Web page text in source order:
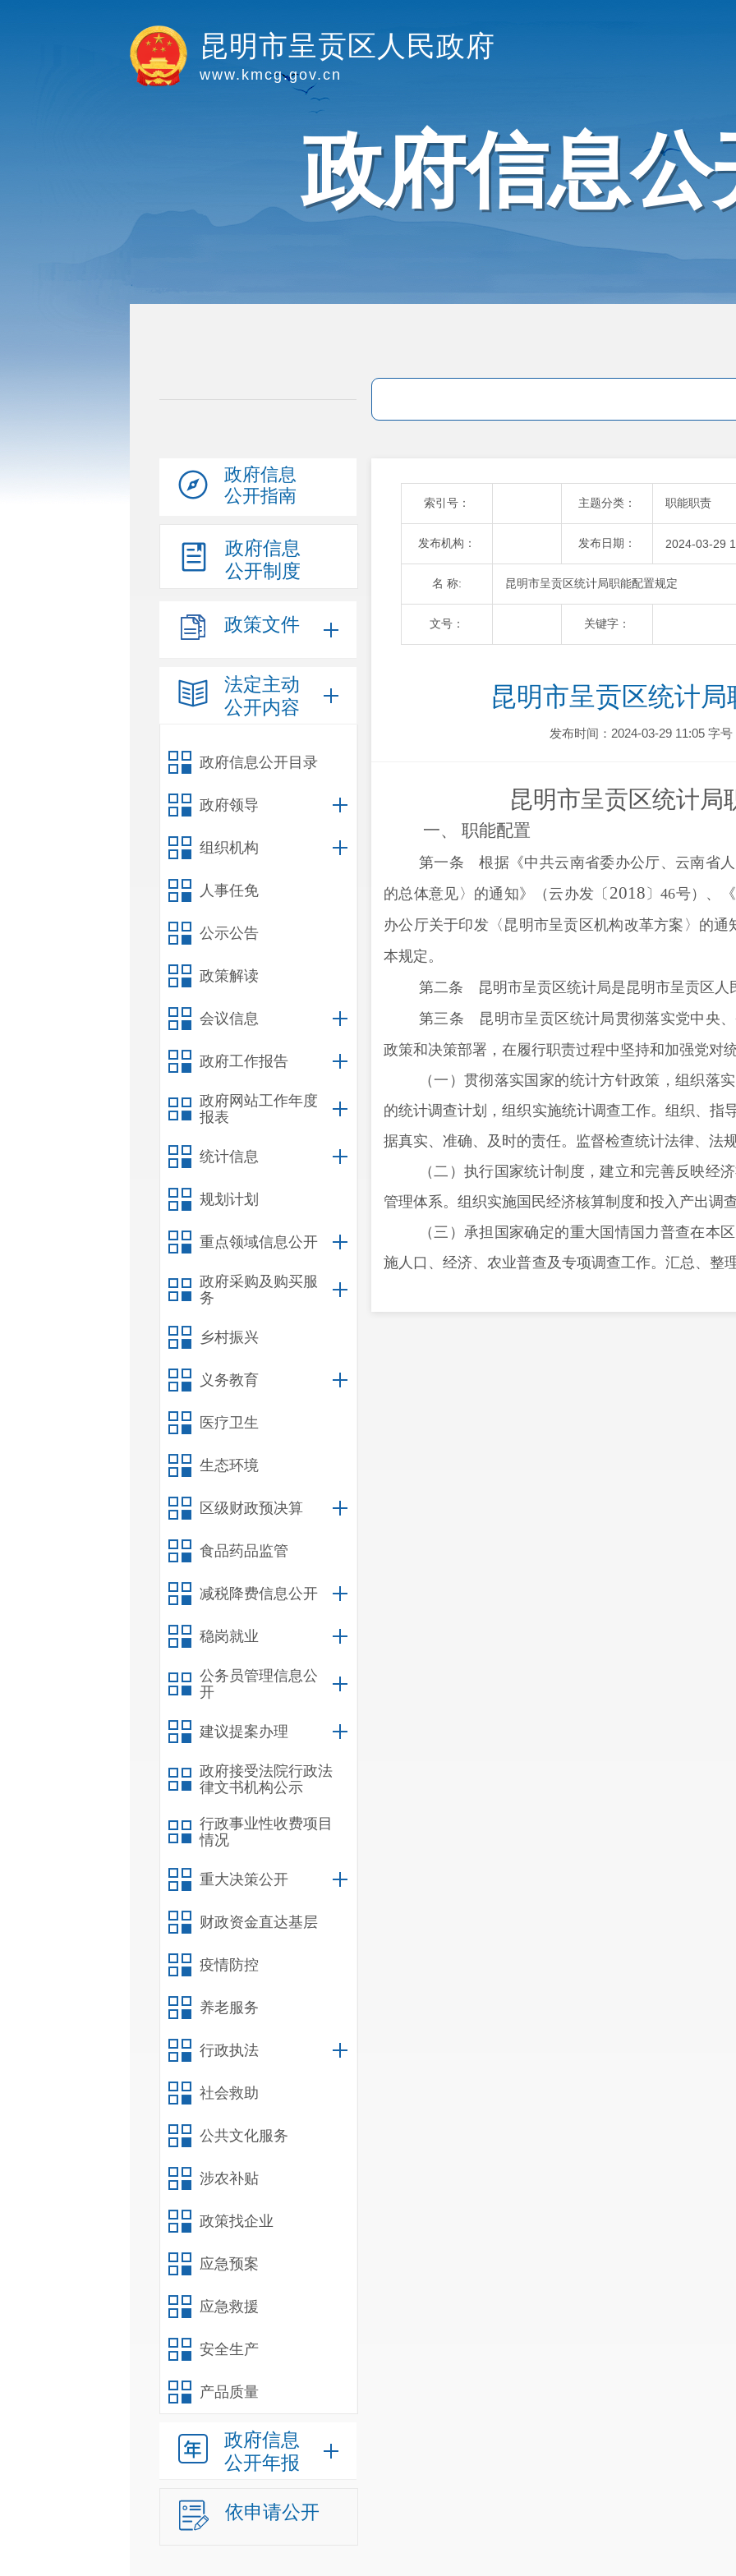
昆明市呈贡区人民政府
www.kmcg.gov.cn
政府信息公
政府信息
公开指南
政府信息
公开制度
政策文件
法定主动
公开内容
政府信息公开目录
政府领导
组织机构
人事任免
公示公告
政策解读
会议信息
政府工作报告
政府网站工作年度
报表
统计信息
规划计划
重点领域信息公开
政府采购及购买服
务
乡村振兴
义务教育
医疗卫生
生态环境
区级财政预决算
食品药品监管
减税降费信息公开
稳岗就业
公务员管理信息公
开
建议提案办理
政府接受法院行政法
律文书机构公示
行政事业性收费项目
情况
重大决策公开
财政资金直达基层
疫情防控
养老服务
行政执法
社会救助
公共文化服务
涉农补贴
政策找企业
应急预案
应急救援
安全生产
产品质量
政府信息
公开年报
依申请公开
索引号： 主题分类： 职能职责
发布机构： 发布日期： 2024-03-29
名 称: 昆明市呈贡区统计局职能配置规定
文号： 关键字：
昆明市呈贡区统计局
发布时间：2024-03-29 11:05 字号
昆明市呈贡区统计局
一、 职能配置
第一条 根据《中共云南省委办公厅、云南省
的总体意见〉的通知》（云办发〔 2018 〕46号）、
办公厅关于印发〈昆明市呈贡区机构改革方案〉的通
本规定。
第二条 昆明市呈贡区统计局是昆明市呈贡区人
第三条 昆明市呈贡区统计局贯彻落实党中央
政策和决策部署，在履行职责过程中坚持和加强党对
（一）贯彻落实国家的统计方针政策，组织落
的统计调查计划，组织实施统计调查工作。组织、指
据真实、准确、及时的责任。监督检查统计法律、法规
（二）执行国家统计制度，建立和完善反映经
管理体系。组织实施国民经济核算制度和投入产出调
（三）承担国家确定的重大国情国力普查在本
施人口、经济、农业普查及专项调查工作。汇总、整